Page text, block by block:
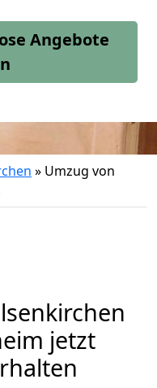
Angebote
» Umzug von
jetzt